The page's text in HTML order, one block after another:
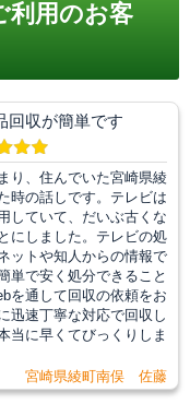
利用のお客
回収が簡単です
り、住んでいた宮崎県綾
時の話しです。テレビは
していて、だいぶ古くな
にしました。テレビの処
ットや知人からの情報で
単で安く処分できること
を通して回収の依頼をお
迅速丁寧な対応で回収し
当に早くてびっくりしま
宮崎県綾町南俣 佐藤